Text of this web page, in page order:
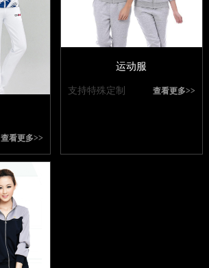
查看更多>>
运动服
支持特殊定制 查看更多>>